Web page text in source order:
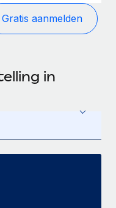
Gratis aanmelden
in